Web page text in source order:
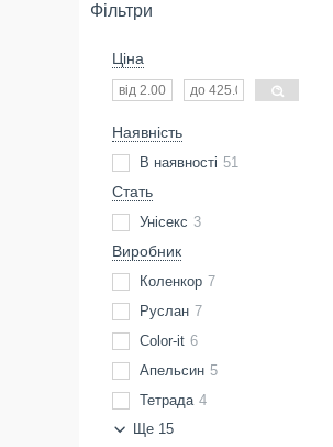
Фільтри
Ціна
Наявність
В наявності 51
Стать
Унісекс 3
Виробник
Коленкор 7
Руслан 7
Color-it 6
Апельсин 5
Тетрада 4
Ще 15